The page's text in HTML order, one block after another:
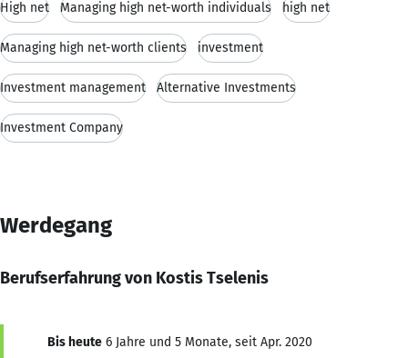
High net Managing high net-worth individuals high net
Managing high net-worth clients investment
Investment management Alternative Investments
Investment Company
Werdegang
Berufserfahrung von Kostis Tselenis
Bis heute 6 Jahre und 5 Monate, seit Apr. 2020